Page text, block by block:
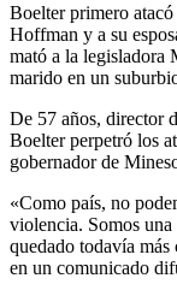
Boelter primero atacó
Hoffman y a su
mató a la legisladora
marido en un
De 57 años, director
Boelter perpetró los
gobernador de
«Como país, no
violencia. Somos
quedado todavía
en un comunicado